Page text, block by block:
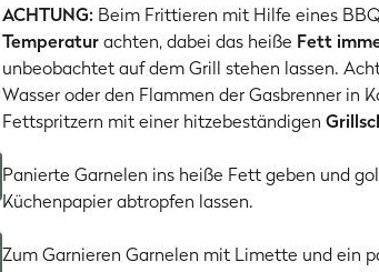
ACHTUNG: Beim Frittieren mit Hilfe eines
Temperaturachten, dabei das heiße Fett
unbeobachtet auf dem Grill stehen lassen.
Wasser oder den Flammen der Gasbrenner in
Fettspritzern mit einer hitzebeständigen
Panierte Garnelen ins heiße Fett geben und
Küchenpapier abtropfen lassen.
Zum Garnieren Garnelen mit Limette und ein